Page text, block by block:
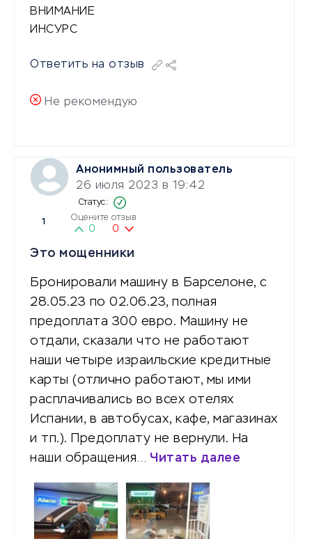
ВНИМАНИЕ
ИНСУРС
Ответить на отзыв
Не рекомендую
Анонимный пользователь
26 июля 2023 в 19:42
1 Оцените отзыв
0 0
Это мощенники
Бронировали машину в Барселоне, с
28.05.23 по 02.06.23, полная
предоплата 300 евро. Машину не
отдали, сказали что не работают
наши четыре израильские кредитные
карты (отлично работают, мы ими
расплачивались во всех отелях
Испании, в автобусах, кафе, магазинах
и тп.). Предоплату не вернули. На
наши обращения… Читать далее